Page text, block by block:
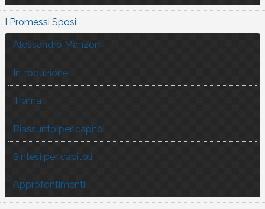
I Promessi Sposi
Alessandro Manzoni
Introduzione
Trama
Riassunto per capitoli
Sintesi per capitoli
Approfontimenti